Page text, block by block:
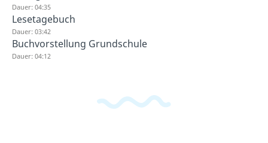
Dauer: 04:35
Lesetagebuch
Dauer: 03:42
Buchvorstellung Grundschule
Dauer: 04:12